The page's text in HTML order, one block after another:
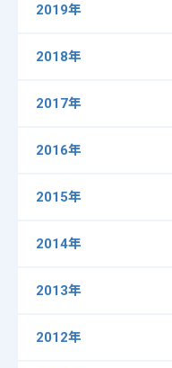
2019年
2018年
2017年
2016年
2015年
2014年
2013年
2012年